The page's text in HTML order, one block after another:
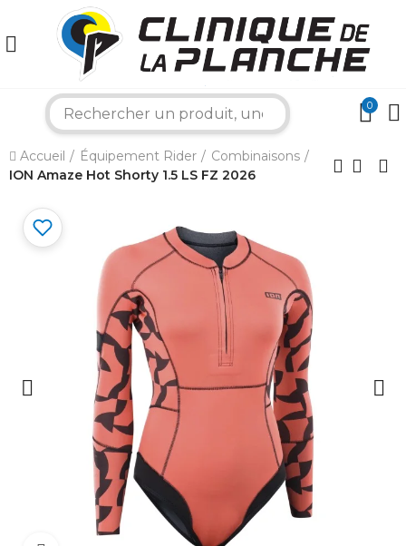
0
Accueil Équipement Rider
Combinaisons
ION Amaze Hot Shorty 1.5 LS FZ 2026
×
Bonjour ! Je suis votre expert nautique.